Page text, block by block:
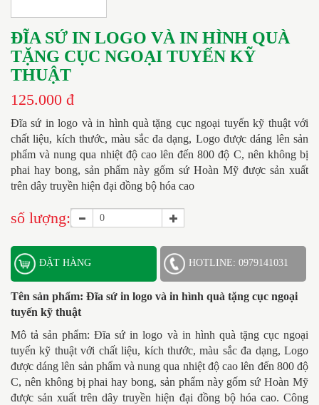
ĐĨA SỨ IN LOGO VÀ IN HÌNH QUÀ
TẶNG CỤC NGOẠI TUYẾN KỸ
THUẬT
125.000 đ
Đĩa sứ in logo và in hình quà tặng cục ngoại tuyến kỹ thuậtvới
chất liệu, kích thước, màu sắc đa dạng, Logo được dáng lên sản
phẩm và nung qua nhiệt độ cao lên đến 800 độ C, nên không bị
phai hay bong, sản phẩm này gốm sứ Hoàn Mỹ được sản xuất
trên dây truyền hiện đại đồng bộ hóa cao
số lượng:
ĐẶT HÀNG HOTLINE: 0979141031
Tên sản phẩm: Đĩa sứ in logo và in hình quà tặng cục ngoại
tuyến kỹ thuật
Mô tả sản phẩm: Đĩa sứ in logo và in hình quà tặng cục ngoại
tuyến kỹ thuật với chất liệu, kích thước, màu sắc đa dạng, Logo
được dáng lên sản phẩm và nung qua nhiệt độ cao lên đến 800 độ
C, nên không bị phai hay bong, sản phẩm này gốm sứ Hoàn Mỹ
được sản xuất trên dây truyền hiện đại đồng bộ hóa cao. Công